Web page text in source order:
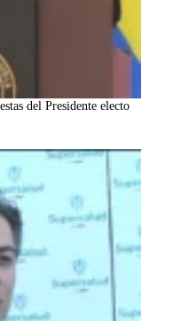
del Presidente electo